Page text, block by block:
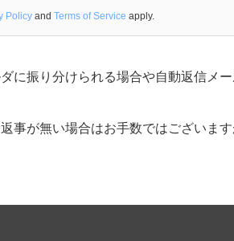
Policy and Terms of Service apply.
に振り分けられる場合や自動返信メ
事が無い場合はお手数ではございま